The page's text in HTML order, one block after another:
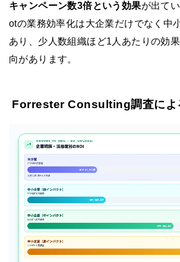
キャンペーン数3倍という効果が出て
otの業務効率化は大企業だけでなく中
あり、少人数組織ほど1人あたりの効
向があります。
Forrester Consulting調査によ